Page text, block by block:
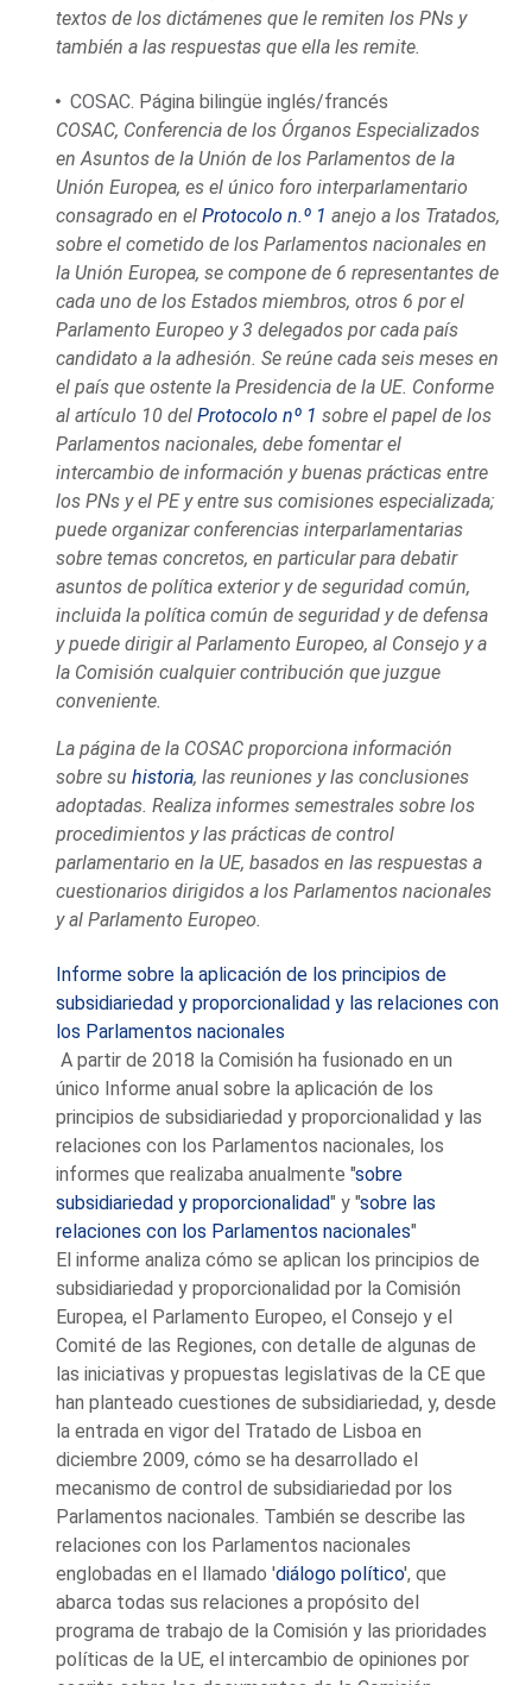
textos de los dictámenes que le remiten los PNs y
también a las respuestas que ella les remite.
COSAC . Página bilingüe inglés/francés
COSAC, Conferencia de los Órganos Especializados
en Asuntos de la Unión de los Parlamentos de la
Unión Europea, es el único foro interparlamentario
consagrado en elProtocolo n.º 1 anejo a los Tratados,
sobre el cometido de los Parlamentos nacionales en
la Unión Europea, se compone de 6 representantes de
cada uno de los Estados miembros, otros 6 por el
Parlamento Europeo y 3 delegados por cada país
candidato a la adhesión. Se reúne cada seis meses en
el país que ostente la Presidencia de la UE. Conforme
al artículo 10 delProtocolo nº 1 sobre el papel de los
Parlamentos nacionales, debe fomentar el
intercambio de información y buenas prácticas entre
los PNs y el PE y entre sus comisiones especializada;
puede organizar conferencias interparlamentarias
sobre temas concretos, en particular para debatir
asuntos de política exterior y de seguridad común,
incluida la política común de seguridad y de defensa
y puede dirigir al Parlamento Europeo, al Consejo y a
la Comisión cualquier contribución que juzgue
conveniente.
La página de la COSAC proporciona información
sobre suhistoria, lasreuniones y lasconclusiones
adoptadas. Realizainformes semestrales sobre los
procedimientos y las prácticas de control
parlamentario en la UE, basados en las respuestas a
cuestionarios dirigidos a los Parlamentos nacionales
y al Parlamento Europeo.
Informe sobre la aplicación de los principios de
subsidiariedad y proporcionalidad y las relaciones con
los Parlamentos nacionales
A partir de 2018 la Comisión ha fusionado en un
único Informe anual sobre la aplicación de los
principios de subsidiariedad y proporcionalidad y las
relaciones con los Parlamentos nacionales, los
informes que realizaba anualmente "sobre
subsidiariedad y proporcionalidad" y "sobre las
relaciones con los Parlamentos nacionales"
El informe analiza cómo se aplican los principios de
subsidiariedad y proporcionalidad por la Comisión
Europea, el Parlamento Europeo, el Consejo y el
Comité de las Regiones, con detalle de algunas de
las iniciativas y propuestas legislativas de la CE que
han planteado cuestiones de subsidiariedad, y, desde
la entrada en vigor del Tratado de Lisboa en
diciembre 2009, cómo se ha desarrollado el
mecanismo de control de subsidiariedad por los
Parlamentos nacionales. También se describe las
relaciones con los Parlamentos nacionales
englobadas en el llamado 'diálogo político', que
abarca todas sus relaciones a propósito del
programa de trabajo de la Comisión y las prioridades
políticas de la UE, el intercambio de opiniones por